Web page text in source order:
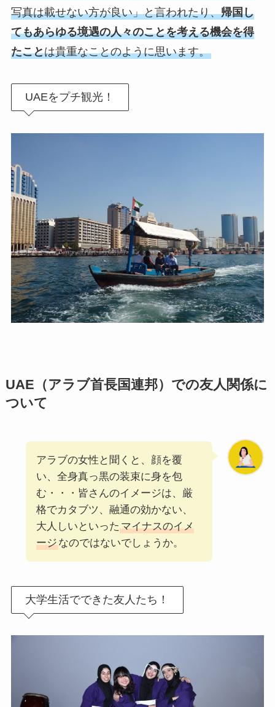
写真は載せない方が良い」と言われたり、帰国し
てもあらゆる境遇の人々のことを考える機会を得
たことは貴重なことのように思います。
UAEをプチ観光！
UAE（アラブ首長国連邦）での友人関係に
ついて
アラブの女性と聞くと、顔を覆
い、全身真っ黒の装束に身を包
む・・・皆さんのイメージは、厳
格でカタブツ、融通の効かない、
大人しいといった マイナスのイメ
ージなのではないでしょうか。
大学生活でできた友人たち！